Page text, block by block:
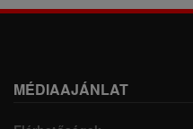
MÉDIAAJÁNLAT